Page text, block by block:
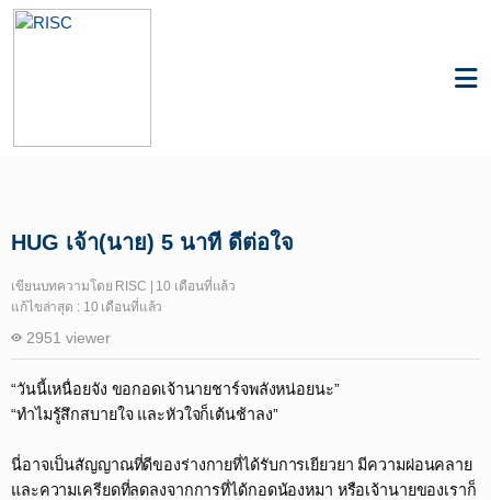
HUG เจ้า(นาย) 5 นาที ดีต่อใจ
เขียนบทความโดย RISC | 10 เดือนที่แล้ว
แก้ไขล่าสุด : 10 เดือนที่แล้ว
2951 viewer
“วันนี้เหนื่อยจัง ขอกอดเจ้านายชาร์จพลังหน่อยนะ”​
“ทำไมรู้สึกสบายใจ และหัวใจก็เต้นช้าลง”​
นี่อาจเป็นสัญญาณที่ดีของร่างกายที่ได้รับการเยียวยา มีความผ่อนคลาย
และความเครียดที่ลดลงจากการที่ได้กอดน้องหมา หรือเจ้านายของเราก็